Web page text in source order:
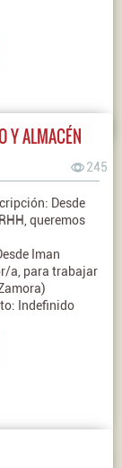
Y ALMACÉN
245
Desde
queremos
Iman
a, para trabajar
Indefinido